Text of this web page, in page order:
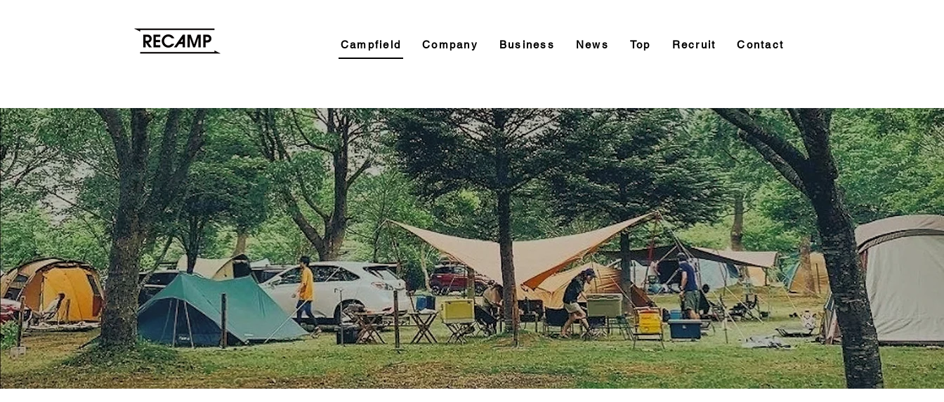
Campfield Company Business News Top Recruit Contact